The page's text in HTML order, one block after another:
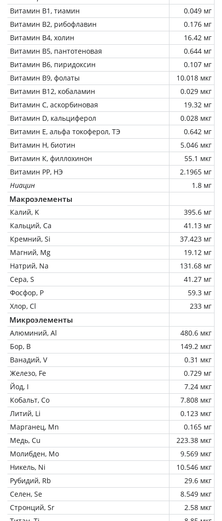
Витамин В1, тиамин
0.049 мг
Витамин В2, рибофлавин
0.176 мг
Витамин В4, холин
16.42 мг
Витамин В5, пантотеновая
0.644 мг
Витамин В6, пиридоксин
0.107 мг
Витамин В9, фолаты
10.018 мкг
Витамин В12, кобаламин
0.029 мкг
Витамин C, аскорбиновая
19.32 мг
Витамин D, кальциферол
0.028 мкг
Витамин Е, альфа токоферол, ТЭ
0.642 мг
Витамин Н, биотин
5.046 мкг
Витамин К, филлохинон
55.1 мкг
Витамин РР, НЭ
2.1965 мг
Ниацин
1.8 мг
Макроэлементы
Калий, K
395.6 мг
Кальций, Ca
41.13 мг
Кремний, Si
37.423 мг
Магний, Mg
19.12 мг
Натрий, Na
131.68 мг
Сера, S
41.27 мг
Фосфор, P
59.3 мг
Хлор, Cl
233 мг
Микроэлементы
Алюминий, Al
480.6 мкг
Бор, B
149.2 мкг
Ванадий, V
0.31 мкг
Железо, Fe
0.729 мг
Йод, I
7.24 мкг
Кобальт, Co
7.808 мкг
Литий, Li
0.123 мкг
Марганец, Mn
0.165 мг
Медь, Cu
223.38 мкг
Молибден, Mo
9.569 мкг
Никель, Ni
10.546 мкг
Рубидий, Rb
29.6 мкг
Селен, Se
8.549 мкг
Стронций, Sr
2.58 мкг